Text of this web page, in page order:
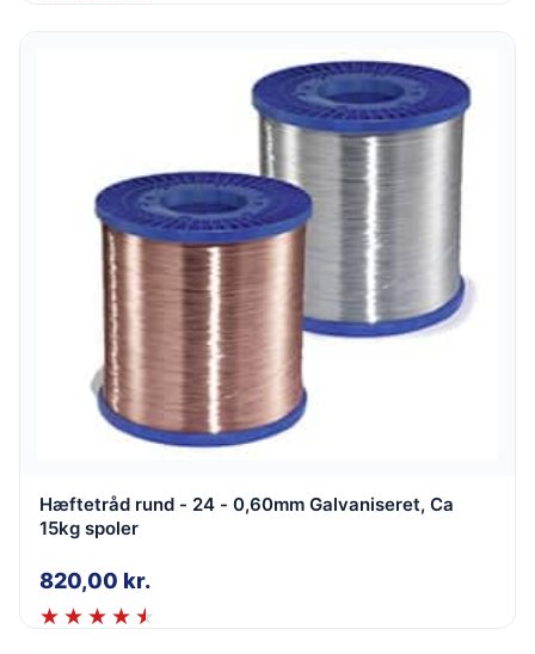
Hæftetråd rund - 24 - 0,60mm Galvaniseret, Ca
15kg spoler
820,00 kr.